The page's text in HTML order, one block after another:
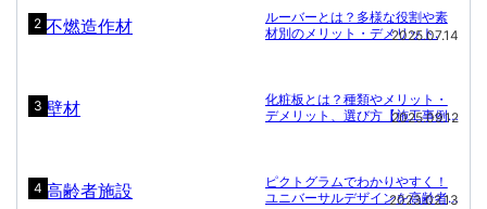
2
ルーバーとは？多様な役割や素
材別のメリット・デメリット.
2025.07.14
3
化粧板とは？種類やメリット・
デメリット、選び方【施工事例
2025.09.12
4
ピクトグラムでわかりやすく！
ユニバーサルデザインを高齢者
2023.02.13